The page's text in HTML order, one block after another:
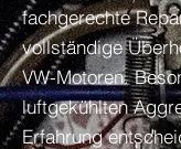
fachgerechte
vollständige
VW-Motoren.
luftgekühlten
Erfahrung